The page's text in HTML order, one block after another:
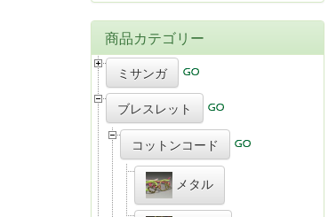
商品カテゴリー
ミサンガ
ブレスレット
コットンコード
メタル